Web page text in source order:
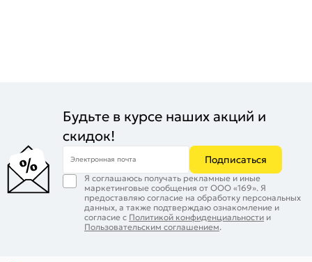
Будьте в курсе наших акций и
скидок!
Электронная почта Подписаться
Я соглашаюсь получать рекламные и иные
маркетинговые сообщения от ООО «169». Я
предоставляю согласие на обработку персональных
данных, а также подтверждаю ознакомление и
согласие с Политикой конфиденциальности и
Пользовательским соглашением.